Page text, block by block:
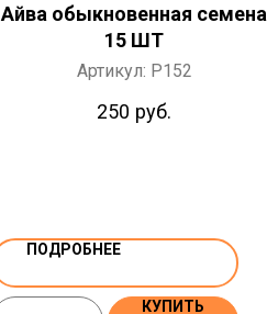
Айва обыкновенная семена
15 ШТ
Артикул: P152
250 руб.
ПОДРОБНЕЕ
КУПИТЬ